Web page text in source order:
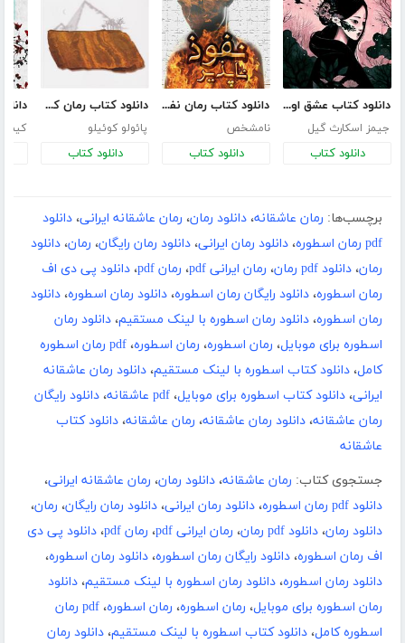
دانلود کتاب عشق اونیونگ
جیمز اسکارث گیل
دانلود کتاب
دانلود کتاب رمان نفوذ ناپذیر
نامشخص
دانلود کتاب
دانلود کتاب رمان کیمیاگر
پائولو کوئیلو
دانلود کتاب
کیم
برچسب‌ها: رمان عاشقانه، دانلود رمان، رمان عاشقانه ایرانی، دانلود
pdf رمان اسطوره
، دانلود رمان ایرانی، دانلود رمان رایگان، رمان، دانلود
رمان، دانلود pdf رمان ، رمان ایرانی pdf ، رمان pdf ، دانلود پی دی اف
رمان اسطوره، دانلود رایگان رمان اسطوره، دانلود رمان اسطوره، دانلود
رمان اسطوره، دانلود رمان اسطوره با لینک مستقیم، دانلود رمان
اسطوره برای موبایل، رمان اسطوره، رمان اسطوره،
pdf رمان اسطوره
کامل، دانلود کتاب اسطوره با لینک مستقیم، دانلود رمان عاشقانه
ایرانی، دانلود کتاب اسطوره برای موبایل، pdf عاشقانه ، دانلود رایگان
رمان عاشقانه، دانلود رمان عاشقانه، رمان عاشقانه، دانلود کتاب
عاشقانه
جستجوی کتاب: رمان عاشقانه، دانلود رمان، رمان عاشقانه ایرانی،
دانلود pdf رمان اسطوره
، دانلود رمان ایرانی، دانلود رمان رایگان، رمان،
دانلود رمان، دانلود pdf رمان ، رمان ایرانی pdf ، رمان pdf ، دانلود پی دی
اف رمان اسطوره، دانلود رایگان رمان اسطوره، دانلود رمان اسطوره،
دانلود رمان اسطوره، دانلود رمان اسطوره با لینک مستقیم، دانلود
رمان اسطوره برای موبایل، رمان اسطوره، رمان اسطوره،
pdf رمان
اسطوره کامل، دانلود کتاب اسطوره با لینک مستقیم، دانلود رمان